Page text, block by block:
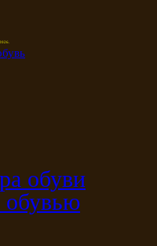
обуви
обувью